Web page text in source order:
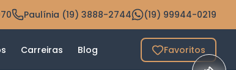
Paulínia (19) 3888-2744 (19) 99944-0219
Carreiras Blog Favoritos